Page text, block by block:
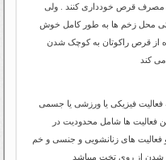
است به مدت سه الی ۶ ماه از مصرف قرص خودداری کنند . ولی
محل زخم ها به طور کامل خوش
از قرص راکوتان به کوچک شدن
فعالیت ها شامل محدودیت در
فعالیت های زنانشویی و جنسی و خم